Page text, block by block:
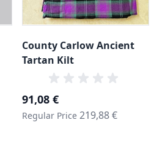
County Carlow Ancient
Tartan Kilt
Special Price
91,08 €
Regular Price 219,88 €